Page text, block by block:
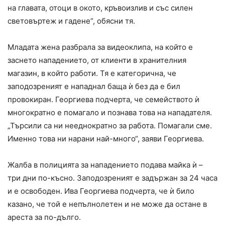
на главата, отоци в окото, кръвоизлив и със силен
световъртеж и гадене“, обясни тя.
Младата жена разбрала за видеоклипа, на който е
заснето нападението, от клиенти в хранителния
магазин, в който работи. Тя е категорична, че
заподозреният е нападнал баща ѝ без да е бил
провокиран. Георгиева подчерта, че семейството ѝ
многократно е помагало и познава това на нападателя.
„Търсили са ни нееднократно за работа. Помагали сме.
Именно това ни нарани най-много“, заяви Георгиева.
Жалба в полицията за нападението подава майка ѝ –
три дни по-късно. Заподозреният е задържан за 24 часа
и е освободен. Ива Георгиева подчерта, че ѝ било
казано, че той е непълнолетен и не може да остане в
ареста за по-дълго.